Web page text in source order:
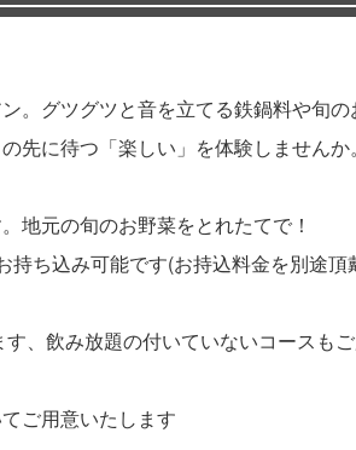
。グツグツと音を立てる鉄鍋料や旬
先に待つ「楽しい」を体験しませんか
地元の旬のお野菜をとれたてで！
ち込み可能です(お持込料金を別途頂
、飲み放題の付いていないコースもご
ご用意いたします